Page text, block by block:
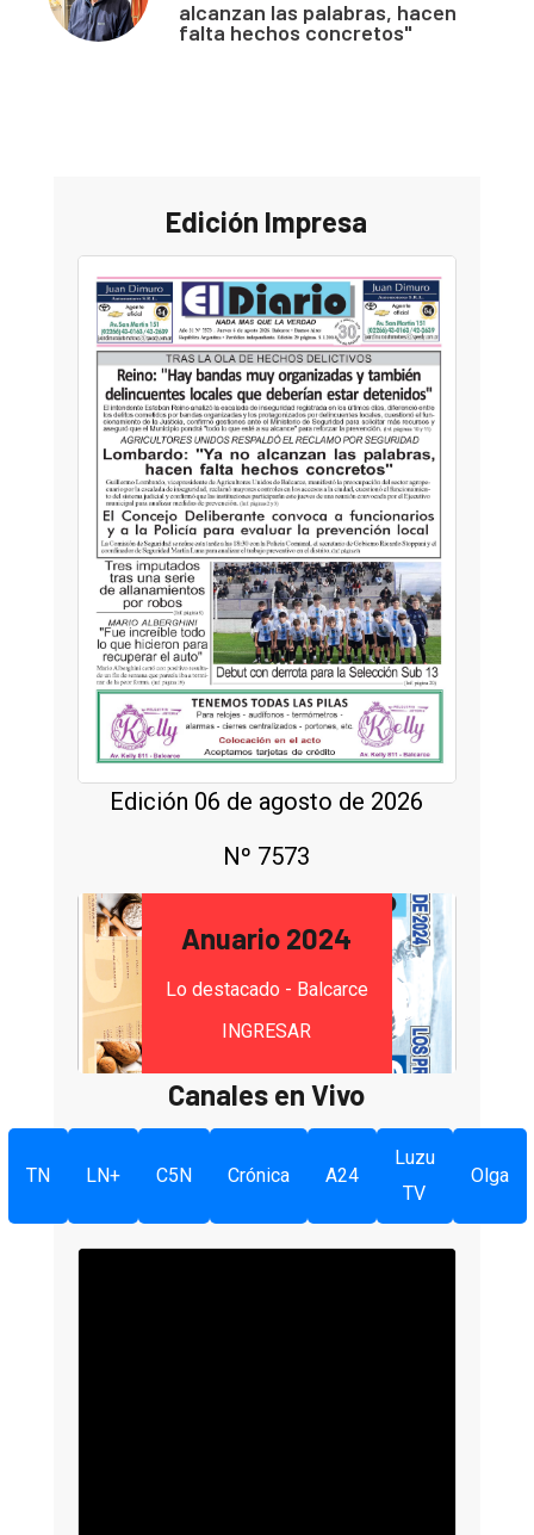
alcanzan las palabras, hacen
falta hechos concretos"
Edición Impresa
Edición 06 de agosto de 2026
Nº 7573
Anuario 2024
Lo destacado - Balcarce
INGRESAR
Canales en Vivo
TN LN+ C5N Crónica A24
Luzu
TV
Olga